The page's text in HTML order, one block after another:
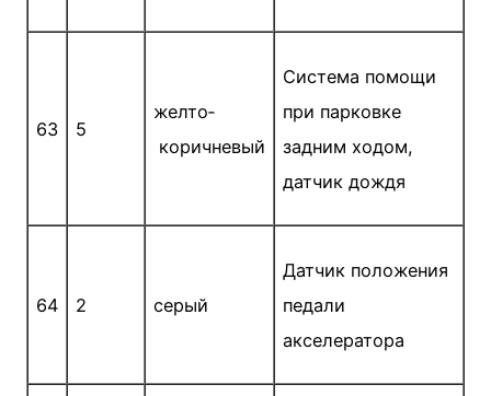
63 5
желто­
коричневый
Система помощи
при парковке
задним ходом,
датчик дождя
64 2 серый
Датчик положения
педали
акселератора